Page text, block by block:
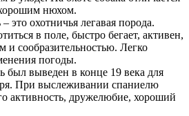
нюхом.
это охотничья легавая порода.
в поле, быстро бегает, активен,
и сообразительностью. Легко
погоды.
был выведен в конце 19 века для
При выслеживании спаниелю
активность, дружелюбие, хороший